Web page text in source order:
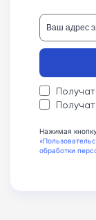
Нажимая
обработки